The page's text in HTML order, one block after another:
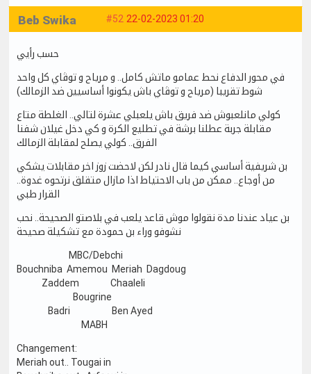
#52 22-02-2023 01:20
Beb Swika
حسب رأيي
في محور الدفاع نحط عمامو ماتش كامل.. و مرياح و توڨاي كل واحد
شوط تقريبا (مرياح و توڨاي باش يكونوا أساسيين ضد الزمالك)
كولي مانلعبوش ضد فريق باش يلعبلي عشرة لتالي.. الغلطة متاع
مقابلة جربة عطلنا برشة في تطليع الكرة و كي دخل غيلان شفنا
الفرق.. كولي يصلح لمقابلة الزمالك
بن شريفية أساسي كيما قال نادر لكن لاحضت زوز اخر مقابلات يشكي
من أوجاع.. ممكن من باب الاحتياط اذا مازال متقلق نرتحوه غدوة..
القرار طبي
بن عياد عندنا مدة نقولوا موش قاعد يلعب في بلاصتو الصحيحة.. نحب
نشوفو وراء بن حمودة مع تشكيلة صحيحة
MBC/Debchi
Bouchniba Amemou Meriah Dagdoug
Zaddem Chaaleli
Bougrine
Badri Ben Ayed
MABH
Changement:
Meriah out.. Tougai in